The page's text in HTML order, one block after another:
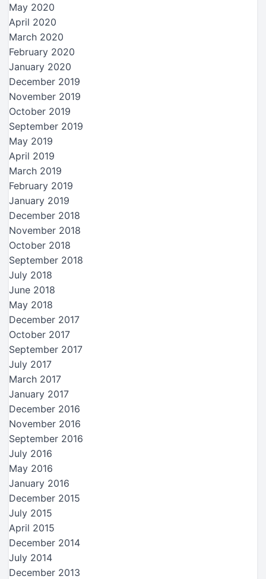
May 2020
April 2020
March 2020
February 2020
January 2020
December 2019
November 2019
October 2019
September 2019
May 2019
April 2019
March 2019
February 2019
January 2019
December 2018
November 2018
October 2018
September 2018
July 2018
June 2018
May 2018
December 2017
October 2017
September 2017
July 2017
March 2017
January 2017
December 2016
November 2016
September 2016
July 2016
May 2016
January 2016
December 2015
July 2015
April 2015
December 2014
July 2014
December 2013